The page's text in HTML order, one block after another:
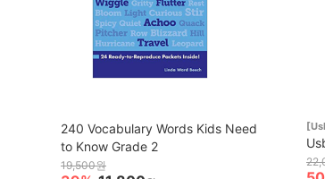
240 Vocabulary Words Kids Need
to Know Grade 2
19,500원